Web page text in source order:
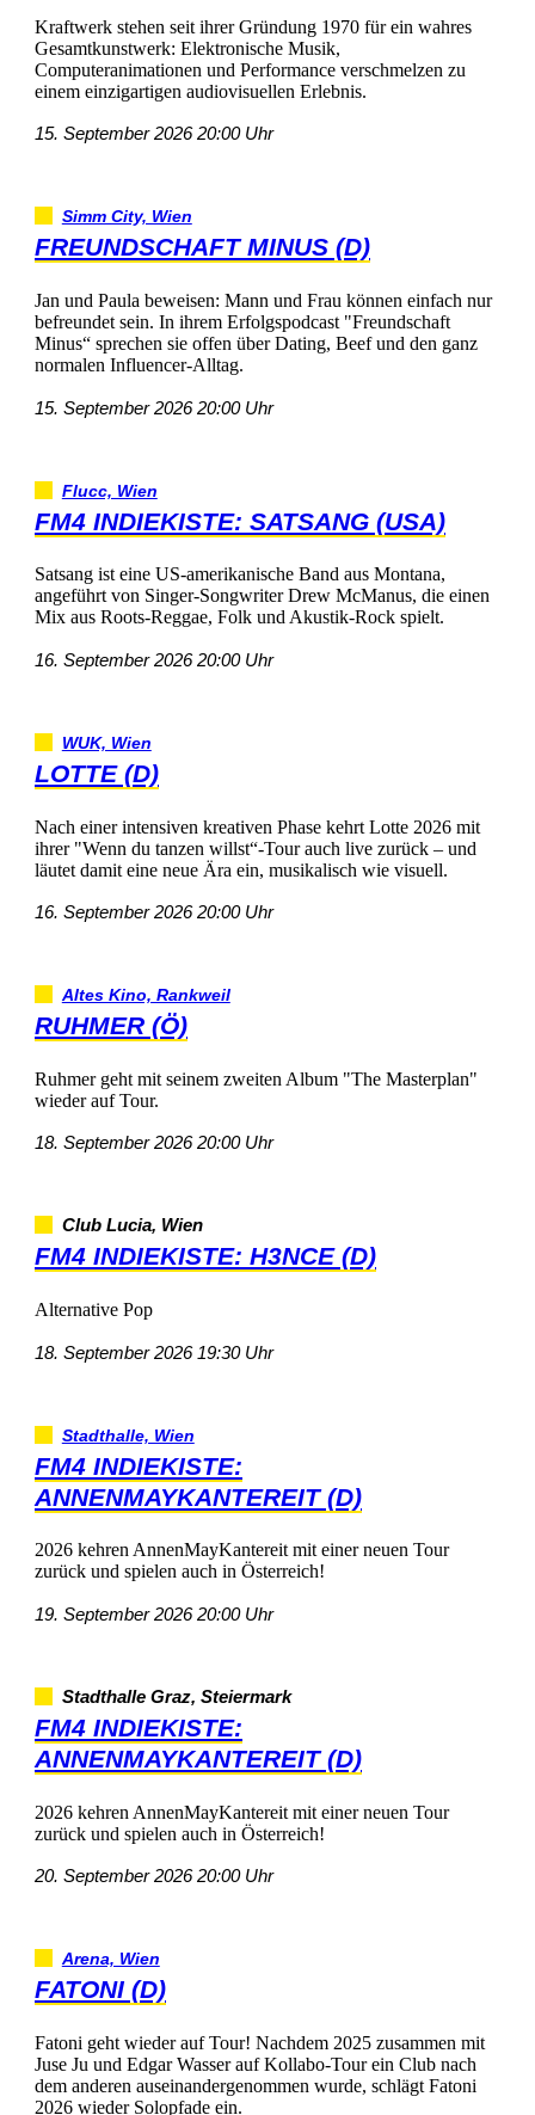
KraftwerkstehenseitihrerGründung1970füreinwahres
Gesamtkunstwerk:ElektronischeMusik,
ComputeranimationenundPerformanceverschmelzenzu
einemeinzigartigenaudiovisuellenErlebnis.
15.September202620:00Uhr
SimmCity,Wien
FREUNDSCHAFTMINUS(D)
JanundPaulabeweisen:MannundFraukönneneinfachnur
befreundetsein.InihremErfolgspodcast"Freundschaft
Minus“sprechensieoffenüberDating,Beefunddenganz
normalenInfluencer-Alltag.
15.September202620:00Uhr
Flucc,Wien
FM4INDIEKISTE:SATSANG(USA)
SatsangisteineUS-amerikanischeBandausMontana,
angeführtvonSinger-SongwriterDrewMcManus,dieeinen
MixausRoots-Reggae,FolkundAkustik-Rockspielt.
16.September202620:00Uhr
WUK,Wien
LOTTE(D)
NacheinerintensivenkreativenPhasekehrtLotte2026mit
ihrer"Wenndutanzenwillst“-Tourauchlivezurück–und
läutetdamiteineneueÄraein,musikalischwievisuell.
16.September202620:00Uhr
AltesKino,Rankweil
RUHMER(Ö)
RuhmergehtmitseinemzweitenAlbum"TheMasterplan"
wiederaufTour.
18.September202620:00Uhr
ClubLucia,Wien
FM4INDIEKISTE:H3NCE(D)
AlternativePop
18.September202619:30Uhr
Stadthalle,Wien
FM4INDIEKISTE:
ANNENMAYKANTEREIT(D)
2026kehrenAnnenMayKantereitmiteinerneuenTour
zurückundspielenauchinÖsterreich!
19.September202620:00Uhr
StadthalleGraz,Steiermark
FM4INDIEKISTE:
ANNENMAYKANTEREIT(D)
2026kehrenAnnenMayKantereitmiteinerneuenTour
zurückundspielenauchinÖsterreich!
20.September202620:00Uhr
Arena,Wien
FATONI(D)
FatonigehtwiederaufTour!Nachdem2025zusammenmit
JuseJuundEdgarWasseraufKollabo-ToureinClubnach
demanderenauseinandergenommenwurde,schlägtFatoni
2026wiederSolopfadeein.